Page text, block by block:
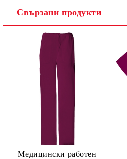
Свързани продукти
Медицински работен